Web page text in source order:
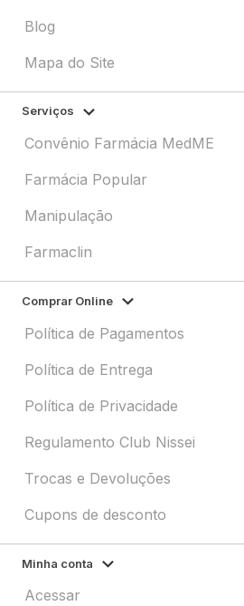
Blog
Mapa do Site
Serviços
Convênio Farmácia MedME
Farmácia Popular
Manipulação
Farmaclin
Comprar Online
Política de Pagamentos
Política de Entrega
Política de Privacidade
Regulamento Club Nissei
Trocas e Devoluções
Cupons de desconto
Minha conta
Acessar